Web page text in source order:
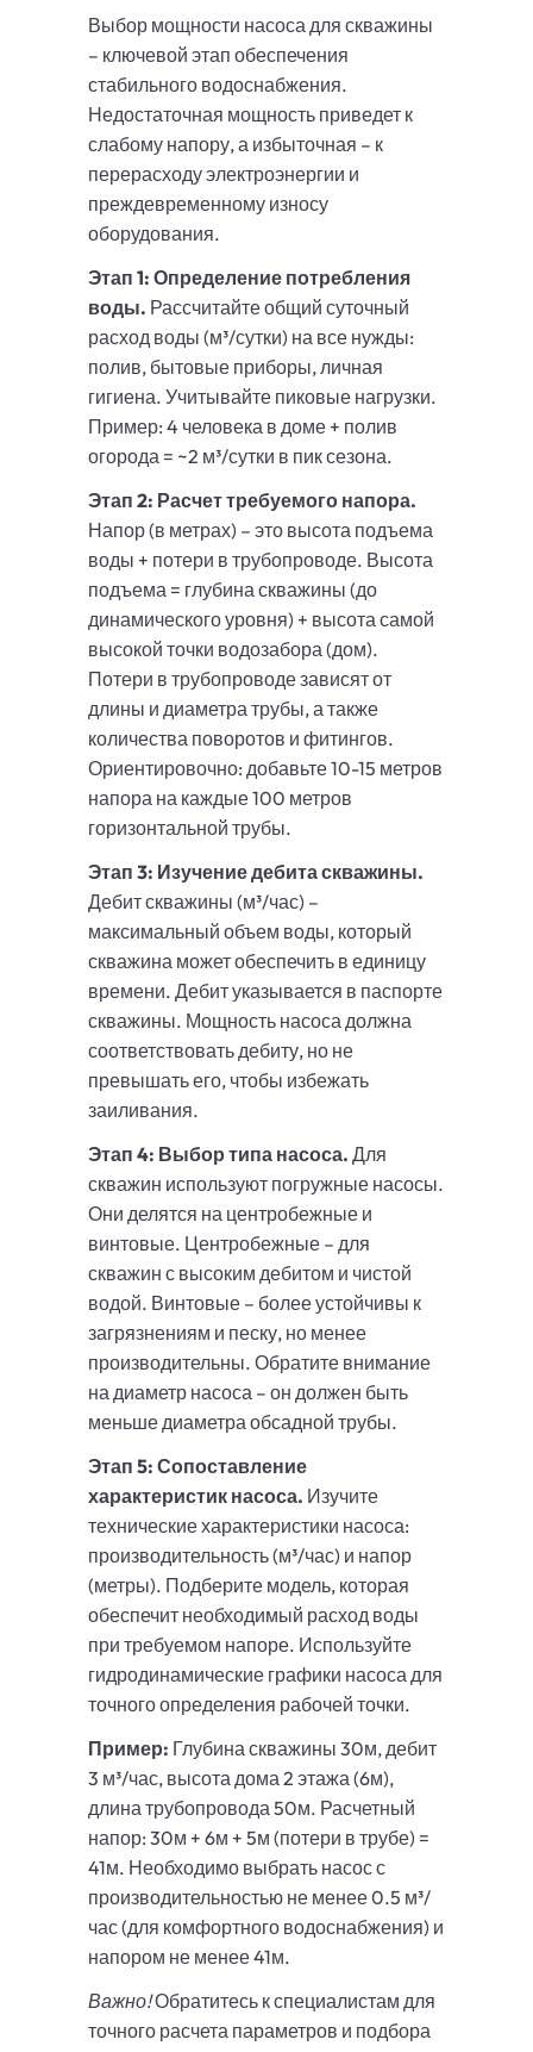
Выбор мощности насоса для скважины
– ключевой этап обеспечения
стабильного водоснабжения.
Недостаточная мощность приведет к
слабому напору, а избыточная – к
перерасходу электроэнергии и
преждевременному износу
оборудования.
Этап 1: Определение потребления
воды. Рассчитайте общий суточный
расход воды (м³/сутки) на все нужды:
полив, бытовые приборы, личная
гигиена. Учитывайте пиковые нагрузки.
Пример: 4 человека в доме + полив
огорода = ~2 м³/сутки в пик сезона.
Этап 2: Расчет требуемого напора.
Напор (в метрах) – это высота подъема
воды + потери в трубопроводе. Высота
подъема = глубина скважины (до
динамического уровня) + высота самой
высокой точки водозабора (дом).
Потери в трубопроводе зависят от
длины и диаметра трубы, а также
количества поворотов и фитингов.
Ориентировочно: добавьте 10-15 метров
напора на каждые 100 метров
горизонтальной трубы.
Этап 3: Изучение дебита скважины.
Дебит скважины (м³/час) –
максимальный объем воды, который
скважина может обеспечить в единицу
времени. Дебит указывается в паспорте
скважины. Мощность насоса должна
соответствовать дебиту, но не
превышать его, чтобы избежать
заиливания.
Этап 4: Выбор типа насоса. Для
скважин используют погружные насосы.
Они делятся на центробежные и
винтовые. Центробежные – для
скважин с высоким дебитом и чистой
водой. Винтовые – более устойчивы к
загрязнениям и песку, но менее
производительны. Обратите внимание
на диаметр насоса – он должен быть
меньше диаметра обсадной трубы.
Этап 5: Сопоставление
характеристик насоса. Изучите
технические характеристики насоса:
производительность (м³/час) и напор
(метры). Подберите модель, которая
обеспечит необходимый расход воды
при требуемом напоре. Используйте
гидродинамические графики насоса для
точного определения рабочей точки.
Пример: Глубина скважины 30м, дебит
3 м³/час, высота дома 2 этажа (6м),
длина трубопровода 50м. Расчетный
напор: 30м + 6м + 5м (потери в трубе) =
41м. Необходимо выбрать насос с
производительностью не менее 0.5 м³/
час (для комфортного водоснабжения) и
напором не менее 41м.
Важно!Обратитесь к специалистам для
точного расчета параметров и подбора